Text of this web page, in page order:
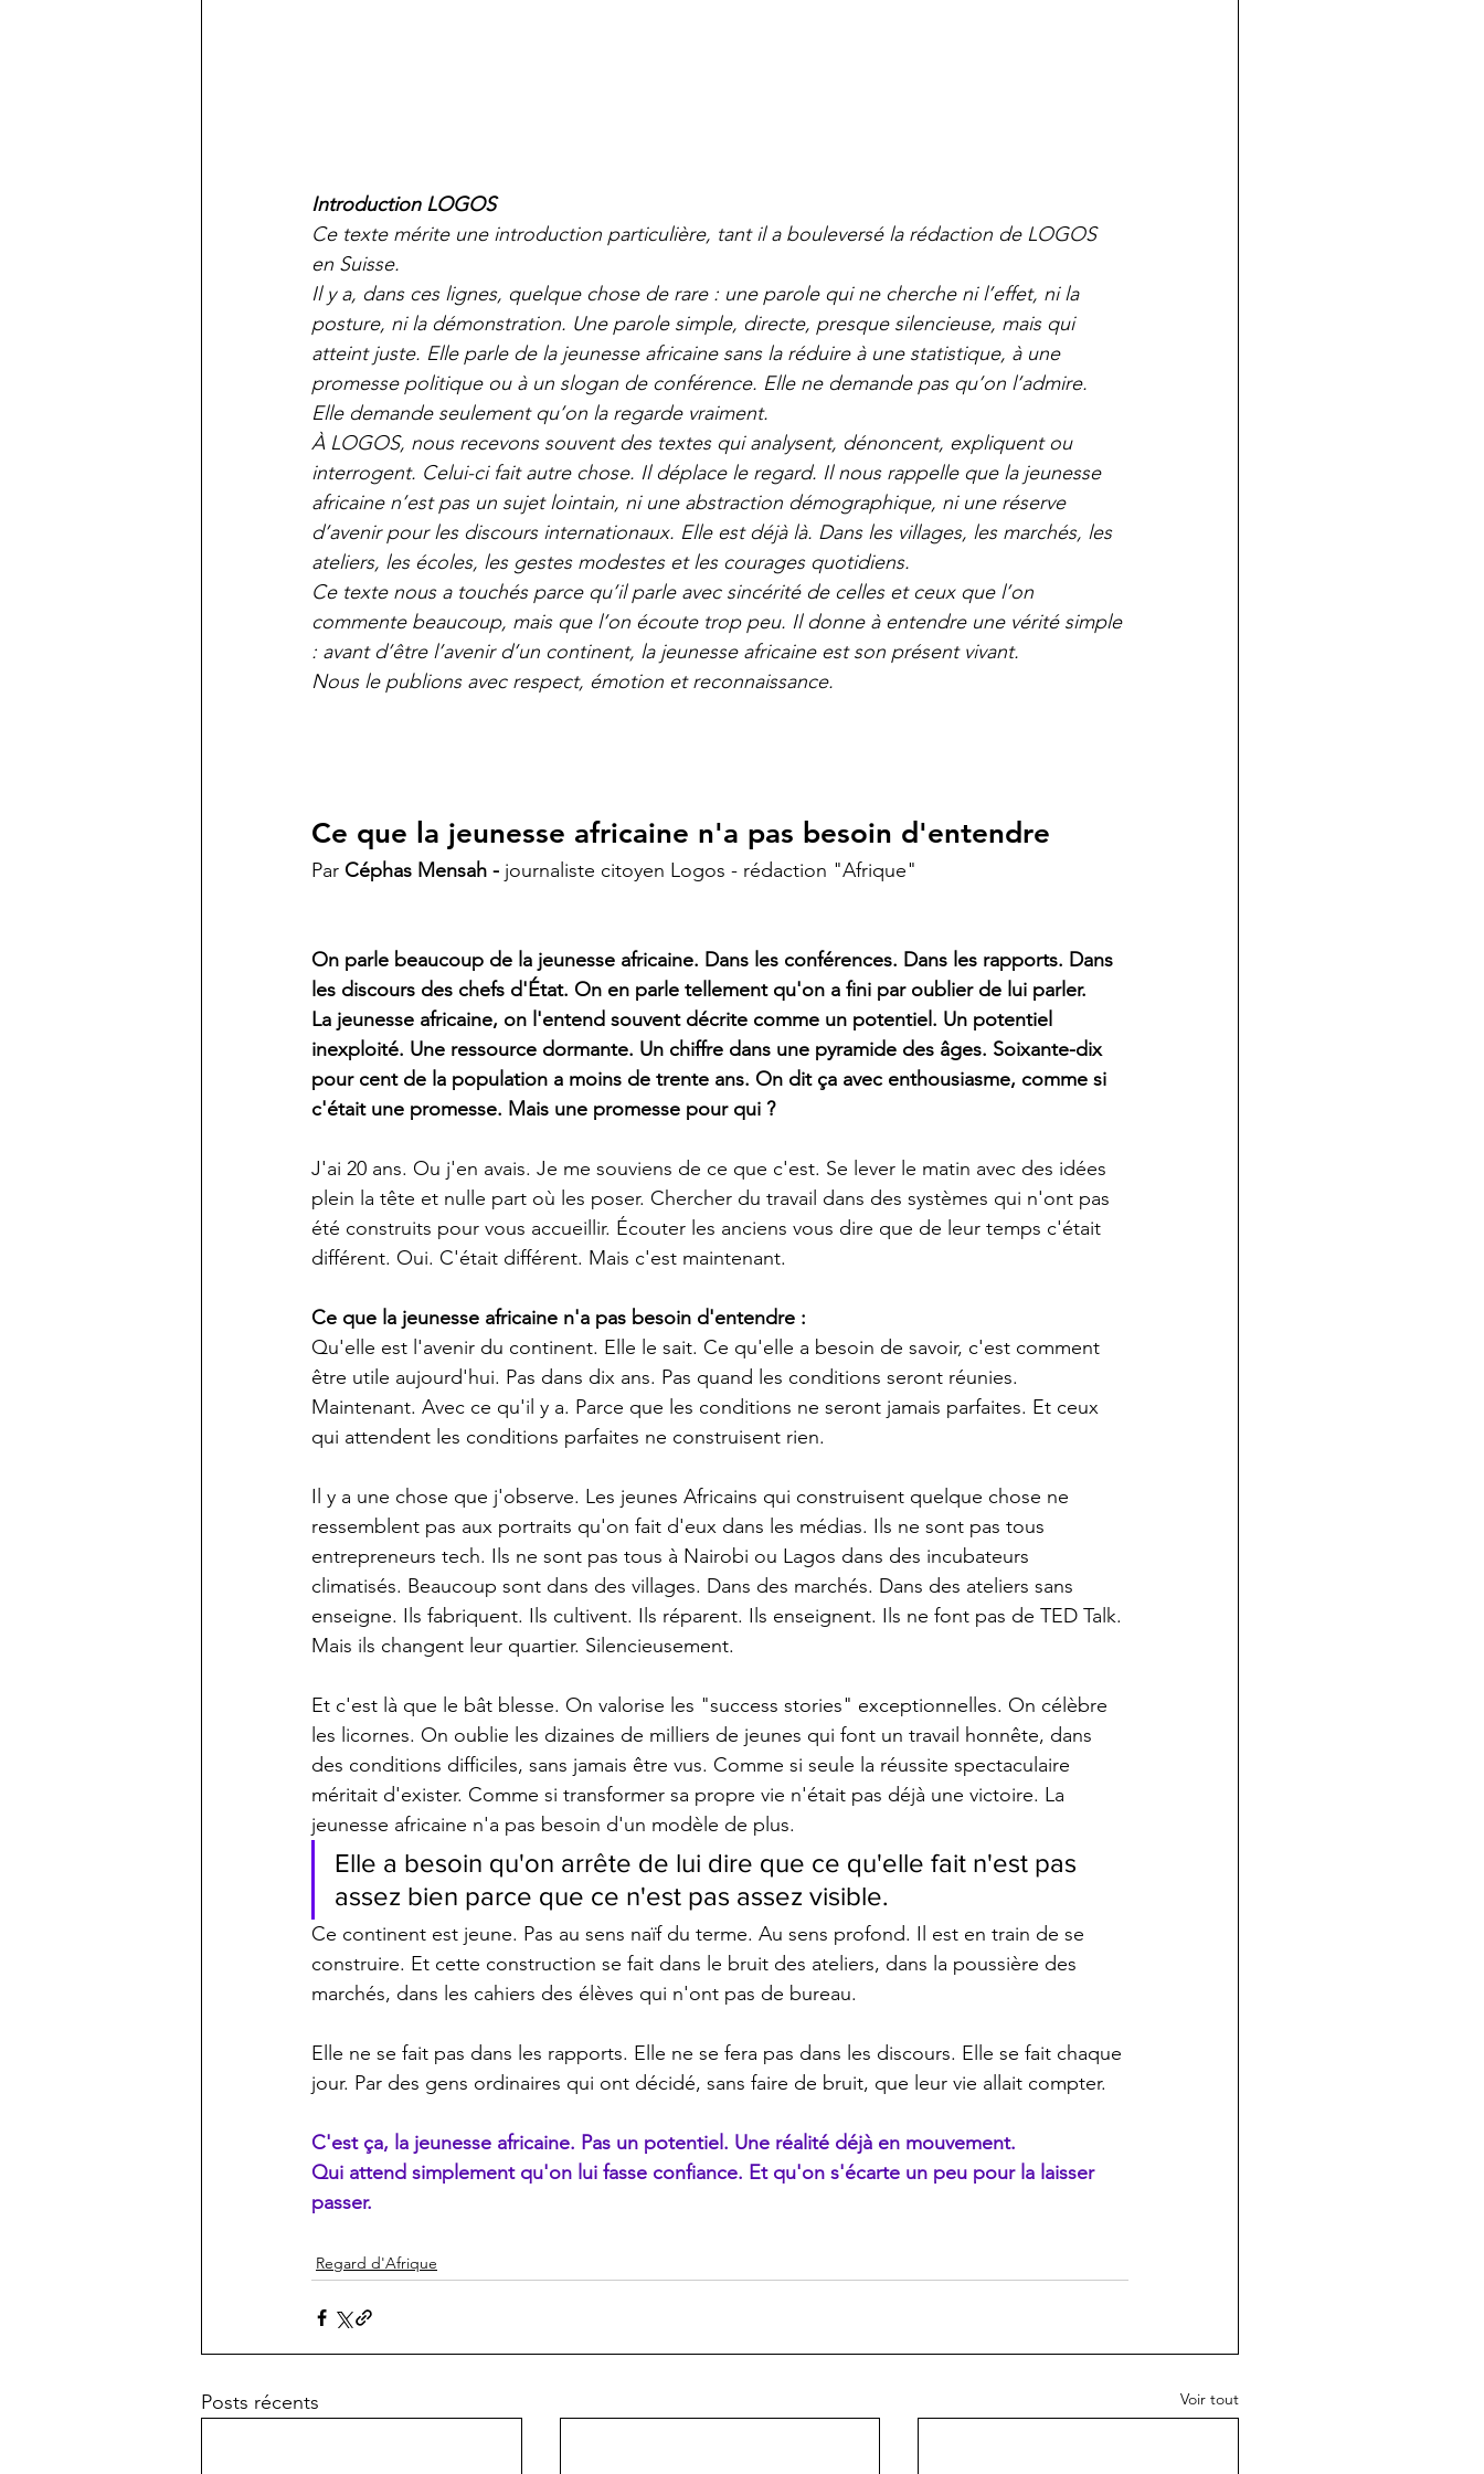
Introduction LOGOS
Ce texte mérite une introduction particulière, tant il a bouleversé la rédaction de LOGOS
en Suisse.
Il y a, dans ces lignes, quelque chose de rare : une parole qui ne cherche ni l’effet, ni la
posture, ni la démonstration. Une parole simple, directe, presque silencieuse, mais qui
atteint juste. Elle parle de la jeunesse africaine sans la réduire à une statistique, à une
promesse politique ou à un slogan de conférence. Elle ne demande pas qu’on l’admire.
Elle demande seulement qu’on la regarde vraiment.
À LOGOS, nous recevons souvent des textes qui analysent, dénoncent, expliquent ou
interrogent. Celui-ci fait autre chose. Il déplace le regard. Il nous rappelle que la jeunesse
africaine n’est pas un sujet lointain, ni une abstraction démographique, ni une réserve
d’avenir pour les discours internationaux. Elle est déjà là. Dans les villages, les marchés, les
ateliers, les écoles, les gestes modestes et les courages quotidiens.
Ce texte nous a touchés parce qu’il parle avec sincérité de celles et ceux que l’on
commente beaucoup, mais que l’on écoute trop peu. Il donne à entendre une vérité simple
: avant d’être l’avenir d’un continent, la jeunesse africaine est son présent vivant.
Nous le publions avec respect, émotion et reconnaissance.
Ce que la jeunesse africaine n'a pas besoin d'entendre
Par Céphas Mensah - journaliste citoyen Logos - rédaction "Afrique"
On parle beaucoup de la jeunesse africaine. Dans les conférences. Dans les rapports. Dans
les discours des chefs d'État. On en parle tellement qu'on a fini par oublier de lui parler.
La jeunesse africaine, on l'entend souvent décrite comme un potentiel. Un potentiel
inexploité. Une ressource dormante. Un chiffre dans une pyramide des âges. Soixante-dix
pour cent de la population a moins de trente ans. On dit ça avec enthousiasme, comme si
c'était une promesse. Mais une promesse pour qui ?
J'ai 20 ans. Ou j'en avais. Je me souviens de ce que c'est. Se lever le matin avec des idées
plein la tête et nulle part où les poser. Chercher du travail dans des systèmes qui n'ont pas
été construits pour vous accueillir. Écouter les anciens vous dire que de leur temps c'était
différent. Oui. C'était différent. Mais c'est maintenant.
Ce que la jeunesse africaine n'a pas besoin d'entendre :
Qu'elle est l'avenir du continent. Elle le sait. Ce qu'elle a besoin de savoir, c'est comment
être utile aujourd'hui. Pas dans dix ans. Pas quand les conditions seront réunies.
Maintenant. Avec ce qu'il y a. Parce que les conditions ne seront jamais parfaites. Et ceux
qui attendent les conditions parfaites ne construisent rien.
Il y a une chose que j'observe. Les jeunes Africains qui construisent quelque chose ne
ressemblent pas aux portraits qu'on fait d'eux dans les médias. Ils ne sont pas tous
entrepreneurs tech. Ils ne sont pas tous à Nairobi ou Lagos dans des incubateurs
climatisés. Beaucoup sont dans des villages. Dans des marchés. Dans des ateliers sans
enseigne. Ils fabriquent. Ils cultivent. Ils réparent. Ils enseignent. Ils ne font pas de TED Talk.
Mais ils changent leur quartier. Silencieusement.
Et c'est là que le bât blesse. On valorise les "success stories" exceptionnelles. On célèbre
les licornes. On oublie les dizaines de milliers de jeunes qui font un travail honnête, dans
des conditions difficiles, sans jamais être vus. Comme si seule la réussite spectaculaire
méritait d'exister. Comme si transformer sa propre vie n'était pas déjà une victoire. La
jeunesse africaine n'a pas besoin d'un modèle de plus.
Elle a besoin qu'on arrête de lui dire que ce qu'elle fait n'est pas
assez bien parce que ce n'est pas assez visible.
Ce continent est jeune. Pas au sens naïf du terme. Au sens profond. Il est en train de se
construire. Et cette construction se fait dans le bruit des ateliers, dans la poussière des
marchés, dans les cahiers des élèves qui n'ont pas de bureau.
Elle ne se fait pas dans les rapports. Elle ne se fera pas dans les discours. Elle se fait chaque
jour. Par des gens ordinaires qui ont décidé, sans faire de bruit, que leur vie allait compter.
C'est ça, la jeunesse africaine. Pas un potentiel. Une réalité déjà en mouvement.
Qui attend simplement qu'on lui fasse confiance. Et qu'on s'écarte un peu pour la laisser
passer.
Regard d'Afrique
Posts récents Voir tout